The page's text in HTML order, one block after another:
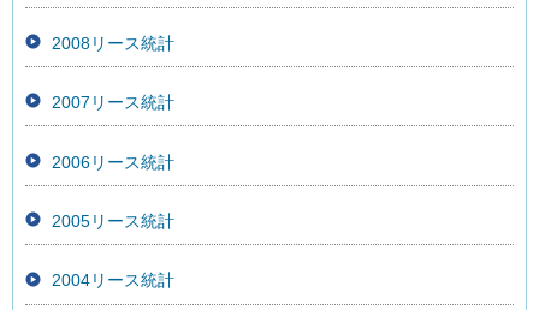
2008リース統計
2007リース統計
2006リース統計
2005リース統計
2004リース統計